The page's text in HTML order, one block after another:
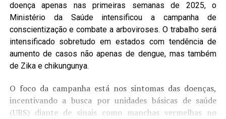
doença apenas nas primeiras semanas de 2025, o
Ministério da Saúde intensificou a campanha de
conscientização e combate a arboviroses. O trabalho será
intensificado sobretudo em estados com tendência de
aumento de casos não apenas de dengue, mas também
de Zika e chikungunya.
O foco da campanha está nos sintomas das doenças,
incentivando a busca por unidades básicas de saúde
(UBS) diante de sinais como manchas vermelhas no